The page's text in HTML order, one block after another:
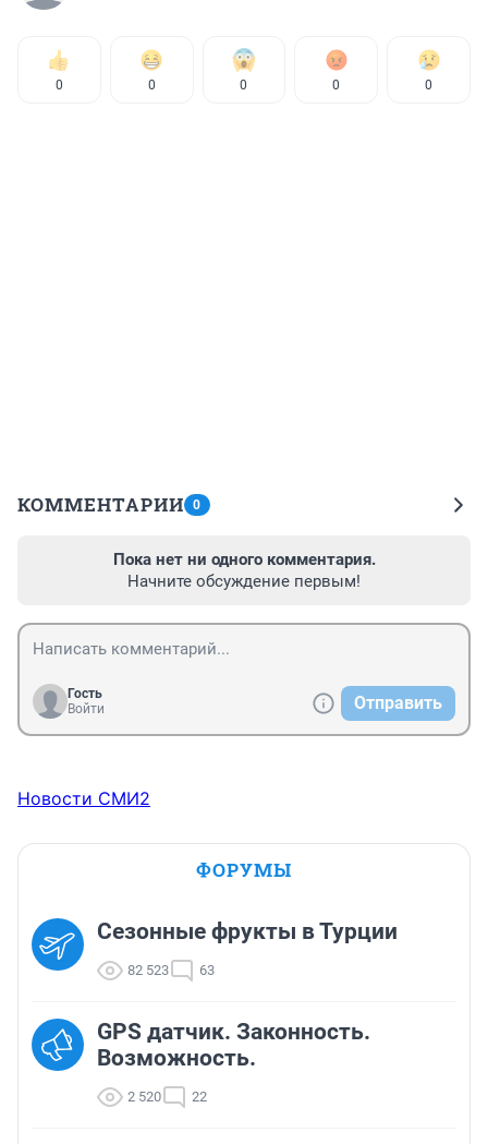
0 0 0 0 0
КОММЕНТАРИИ 0
Пока нет ни одного комментария.
Начните обсуждение первым!
Гость
Войти
Отправить
Новости СМИ2
ФОРУМЫ
Сезонные фрукты в Турции
82 523 63
GPS датчик. Законность.
Возможность.
2 520 22